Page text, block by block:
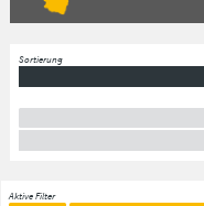
Sortierung
Aktive Filter